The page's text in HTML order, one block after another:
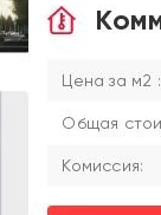
Цена за м2 :
Общая
Комиссия: